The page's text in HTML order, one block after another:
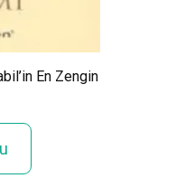
En Zengin